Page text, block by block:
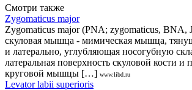
Смотри также
Zygomaticus major
Zygomaticus major (PNA; zygomaticus, BNA,
скуловая мышца - мимическая мышца,
и латерально, углубляющая носогубную
латеральная поверхность скуловой кости и
круговой мышцы […] www.libd.ru
Levator labii superioris